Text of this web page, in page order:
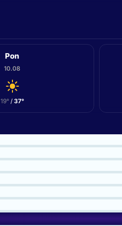
Pon
10.08
19°/ 37°